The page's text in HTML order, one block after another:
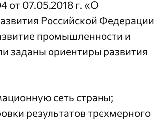
от 07.05.2018 г. «О
Российской Федерации
промышленности и
заданы ориентиры развития
сеть страны;
результатов трехмерного